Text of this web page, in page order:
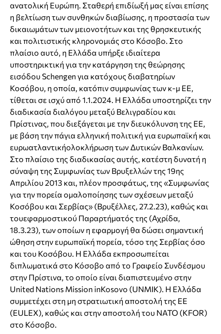
ανατολική Ευρώπη. Σταθερή επιδίωξή μας είναι επίσης
η βελτίωση των συνθηκών διαβίωσης, η προστασία των
δικαιωμάτων των μειονοτήτων και της θρησκευτικής
και πολιτιστικής κληρονομιάς στο Κόσοβο. Στο
πλαίσιο αυτό, η Ελλάδα υπήρξε ιδιαίτερα
υποστηρικτική για την κατάργηση της θεώρησης
εισόδου Schengen για κατόχους διαβατηρίων
Κοσόβου, η οποία, κατόπιν συμφωνίας των κ-μ ΕΕ,
τίθεται σε ισχύ από 1.1.2024. Η Ελλάδα υποστηρίζει την
διαδικασία διαλόγου μεταξύ Βελιγραδίου και
Πρίστινας, που διεξάγεται με την διευκόλυνση της ΕΕ,
με βάση την πάγια ελληνική πολιτική για ευρωπαϊκή και
ευρωατλαντικήολοκλήρωση των Δυτικών Βαλκανίων.
Στο πλαίσιο της διαδικασίας αυτής, κατέστη δυνατή η
σύναψη της Συμφωνίας των Βρυξελλών της 19ης
Απριλίου 2013 και, πλέον προσφάτως, της «Συμφωνίας
για την πορεία ομαλοποίησης των σχέσεων μεταξύ
Κοσόβου και Σερβίας» (Βρυξέλλες, 27.2.23), καθώς και
τουεφαρμοστικού Παραρτήματός της (Αχρίδα,
18.3.23), των οποίων η εφαρμογή θα δώσει σημαντική
ώθηση στην ευρωπαϊκή πορεία, τόσο της Σερβίας όσο
και του Κοσόβου. Η Ελλάδα εκπροσωπείται
διπλωματικά στο Κόσοβο από το Γραφείο Συνδέσμου
στην Πρίστινα, το οποίο είναι διαπιστευμένο στην
United Nations Mission inKosovo (UNMIK). Η Ελλάδα
συμμετέχει στη μη στρατιωτική αποστολή της ΕΕ
(EULEX), καθώς και στην αποστολή του ΝΑΤΟ (KFOR)
στο Κόσοβο.